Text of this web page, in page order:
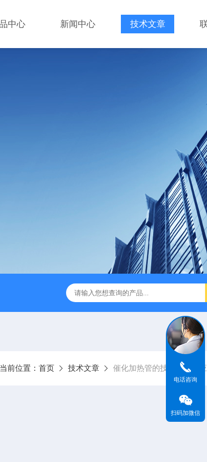
中心 新闻中心 技术文章
FILTER REPLAN AM11-1 viledon P15/
当前位置： 首页 技术文章 催化加热管的技术原理与
电话咨询
扫码加微信